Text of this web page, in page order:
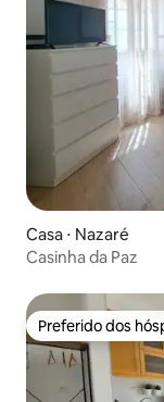
Casa ⋅ Nazaré
Casinha da Paz
Preferido dos
Preferido dos